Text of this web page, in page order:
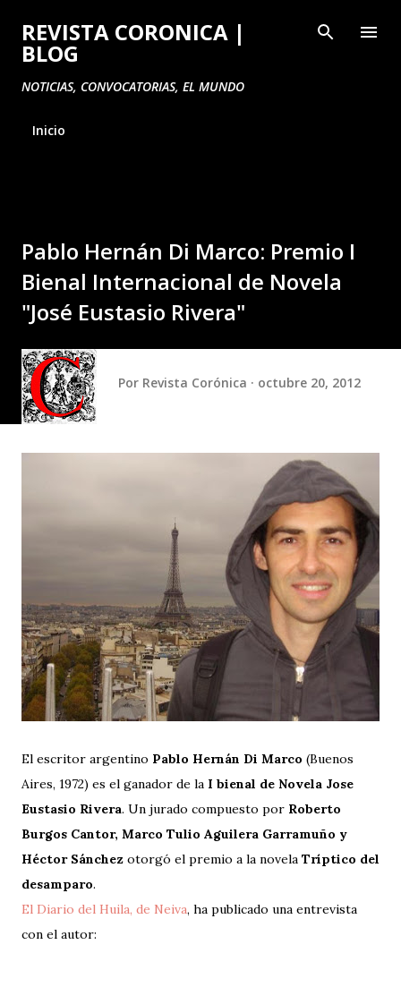
Ir al contenido principal
REVISTA CORONICA |
BLOG
NOTICIAS, CONVOCATORIAS, EL MUNDO
Inicio
Pablo Hernán Di Marco: Premio I
Bienal Internacional de Novela
"José Eustasio Rivera"
Por Revista Corónica octubre 20, 2012
El escritor argentino Pablo Hernán Di Marco (Buenos
Aires, 1972) es el ganador de la I bienal de Novela Jose
Eustasio Rivera. Un jurado compuesto por Roberto
Burgos Cantor, Marco Tulio Aguilera Garramuño y
Héctor Sánchez otorgó el premio a la novela Tríptico del
desamparo.
El Diario del Huila, de Neiva, ha publicado una entrevista
con el autor: